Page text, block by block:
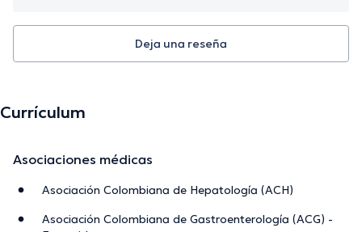
Deja una reseña
Currículum
Asociaciones médicas
Asociación Colombiana de Hepatología (ACH)
Asociación Colombiana de Gastroenterología (ACG) -